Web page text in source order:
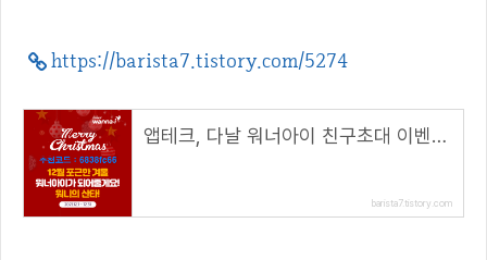
https://barista7.tistory.com/5274
앱테크, 다날 워너아이 친구초대 이벤트( 추천코드 : 6838fc66 )
barista7.tistory.com